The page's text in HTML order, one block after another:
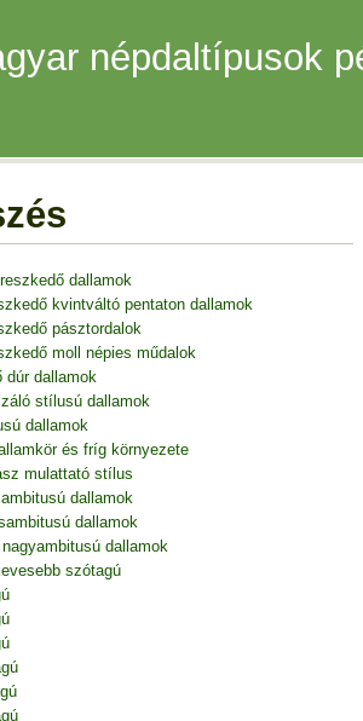
népdaltípusok
dallamok
kvintváltó pentaton dallamok
pásztordalok
moll népies műdalok
dúr dallamok
stílusú dallamok
dallamok
és fríg környezete
mulattató stílus
dallamok
dallamok
dallamok
szótagú